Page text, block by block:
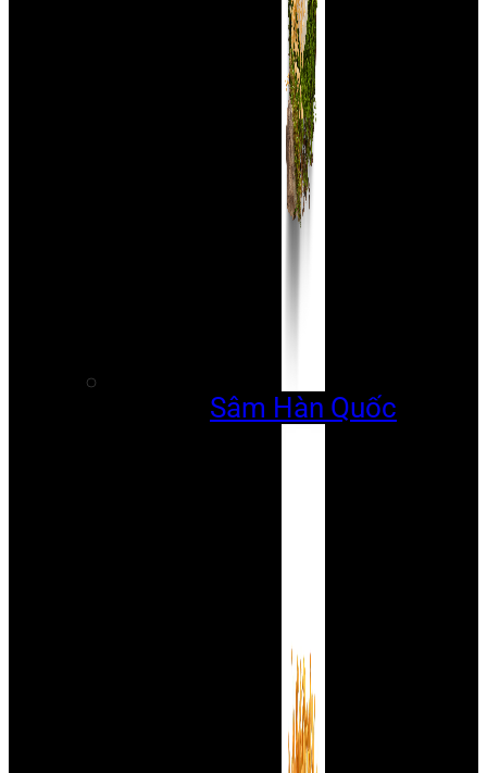
Sâm Hàn Quốc